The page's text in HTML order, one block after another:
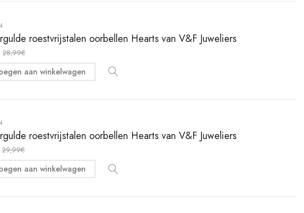
roestvrijstalen oorbellen Hearts van V&F Juweliers
28,99€
aan winkelwagen
roestvrijstalen oorbellen Hearts van V&F Juweliers
29,99€
aan winkelwagen